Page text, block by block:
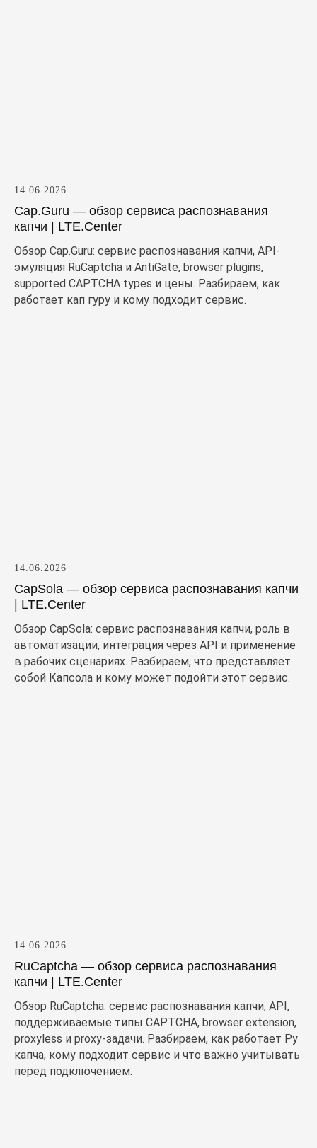
14.06.2026
Cap.Guru — обзор сервиса распознавания
капчи | LTE.Center
Обзор Cap.Guru: сервис распознавания капчи, API-
эмуляция RuCaptcha и AntiGate, browser plugins,
supported CAPTCHA types и цены. Разбираем, как
работает кап гуру и кому подходит сервис.
14.06.2026
CapSola — обзор сервиса распознавания капчи
| LTE.Center
Обзор CapSola: сервис распознавания капчи, роль в
автоматизации, интеграция через API и применение
в рабочих сценариях. Разбираем, что представляет
собой Капсола и кому может подойти этот сервис.
14.06.2026
RuCaptcha — обзор сервиса распознавания
капчи | LTE.Center
Обзор RuCaptcha: сервис распознавания капчи, API,
поддерживаемые типы CAPTCHA, browser extension,
proxyless и proxy-задачи. Разбираем, как работает Ру
капча, кому подходит сервис и что важно учитывать
перед подключением.